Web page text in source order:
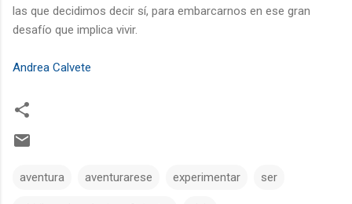
las que decidimos decir sí, para embarcarnos en ese gran
desafío que implica vivir.
Andrea Calvete
aventura aventurarese experimentar ser